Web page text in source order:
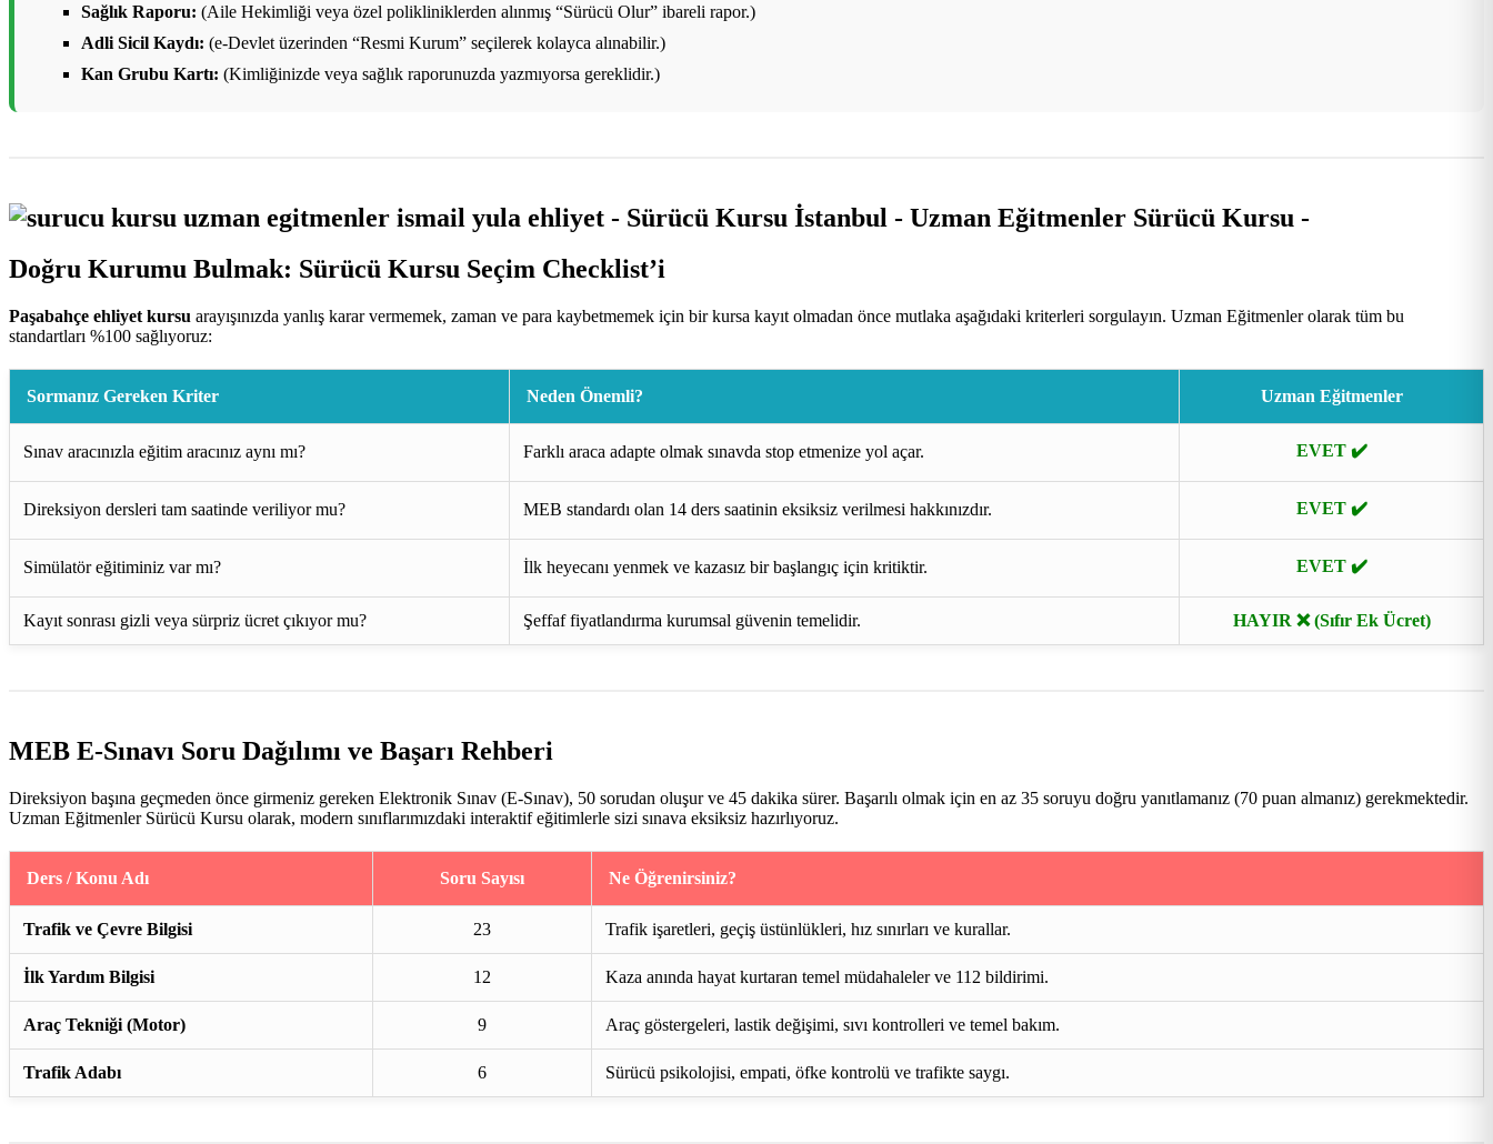
Sağlık Raporu: (Aile Hekimliği veya özel polikliniklerden alınmış “Sürücü Olur” ibareli rapor.)
Adli Sicil Kaydı: (e-Devlet üzerinden “Resmi Kurum” seçilerek kolayca alınabilir.)
Kan Grubu Kartı: (Kimliğinizde veya sağlık raporunuzda yazmıyorsa gereklidir.)
Doğru Kurumu Bulmak: Sürücü Kursu Seçim Checklist’i
Paşabahçe ehliyet kursu arayışınızda yanlış karar vermemek, zaman ve para kaybetmemek için bir kursa kayıt olmadan önce mutlaka aşağıdaki kriterleri sorgulayın. Uzman Eğitmenler olarak tüm bu
standartları %100 sağlıyoruz:
Sormanız Gereken Kriter Neden Önemli? Uzman Eğitmenler
Sınav aracınızla eğitim aracınız aynı mı? Farklı araca adapte olmak sınavda stop etmenize yol açar. EVET ✔️
Direksiyon dersleri tam saatinde veriliyor mu? MEB standardı olan 14 ders saatinin eksiksiz verilmesi hakkınızdır. EVET ✔️
Simülatör eğitiminiz var mı? İlk heyecanı yenmek ve kazasız bir başlangıç için kritiktir. EVET ✔️
Kayıt sonrası gizli veya sürpriz ücret çıkıyor mu? Şeffaf fiyatlandırma kurumsal güvenin temelidir. HAYIR ❌ (Sıfır Ek Ücret)
MEB E-Sınavı Soru Dağılımı ve Başarı Rehberi
Direksiyon başına geçmeden önce girmeniz gereken Elektronik Sınav (E-Sınav), 50 sorudan oluşur ve 45 dakika sürer. Başarılı olmak için en az 35 soruyu doğru yanıtlamanız (70 puan almanız) gerekmektedir.
Uzman Eğitmenler Sürücü Kursu olarak, modern sınıflarımızdaki interaktif eğitimlerle sizi sınava eksiksiz hazırlıyoruz.
Ders / Konu Adı Soru Sayısı Ne Öğrenirsiniz?
Trafik ve Çevre Bilgisi 23 Trafik işaretleri, geçiş üstünlükleri, hız sınırları ve kurallar.
İlk Yardım Bilgisi 12 Kaza anında hayat kurtaran temel müdahaleler ve 112 bildirimi.
Araç Tekniği (Motor) 9 Araç göstergeleri, lastik değişimi, sıvı kontrolleri ve temel bakım.
Trafik Adabı 6 Sürücü psikolojisi, empati, öfke kontrolü ve trafikte saygı.